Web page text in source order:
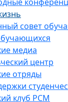
совет
медиа
центр
отряды
клуб РСМ